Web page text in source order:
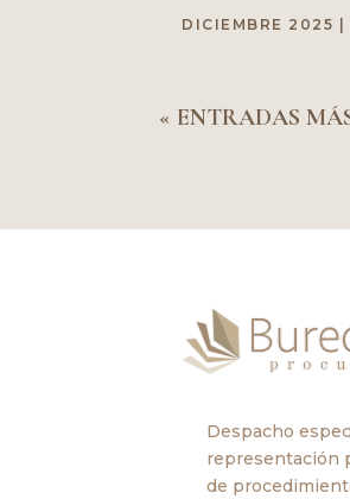
DICIEMBRE 2025
« ENTRADAS
Despacho
representación
de